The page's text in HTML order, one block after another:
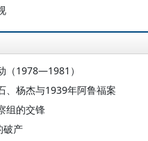
（1978—1981）
、杨杰与1939年阿鲁福案
组的交锋
破产